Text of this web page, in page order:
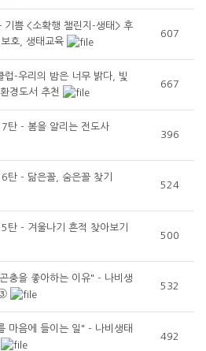
기쁨 <소확행 챌린지-생태> 후
호, 생태교육
607
럽-우리의 밤은 너무 밝다, 빛
경도서 추천
667
탄 - 봄을 알리는 전도사
396
탄 - 닮은꼴, 숨은꼴 찾기
524
탄 - 겨울나기 흔적 찾아보기
500
충을 좋아하는 이유" - 나비생
③
532
마음에 들이는 일" - 나비생태
492